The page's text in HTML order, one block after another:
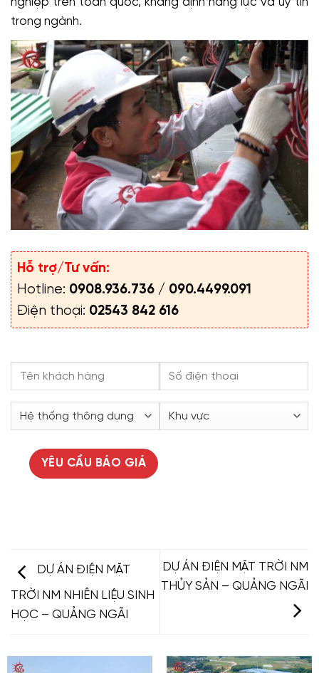
trong ngành.
Hỗ trợ/Tư vấn:
Hotline: 0908.936.736 / 090.4499.091
Điện thoại: 02543 842 616
DỰ ÁN ĐIỆN MẶT
TRỜI NM NHIÊN LIỆU SINH
HỌC – QUẢNG NGÃI
DỰ ÁN ĐIỆN MẶT TRỜI NM
THỦY SẢN – QUẢNG NGÃI